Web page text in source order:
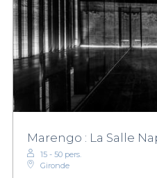
Marengo : La Salle
15 - 50 pers.
Gironde